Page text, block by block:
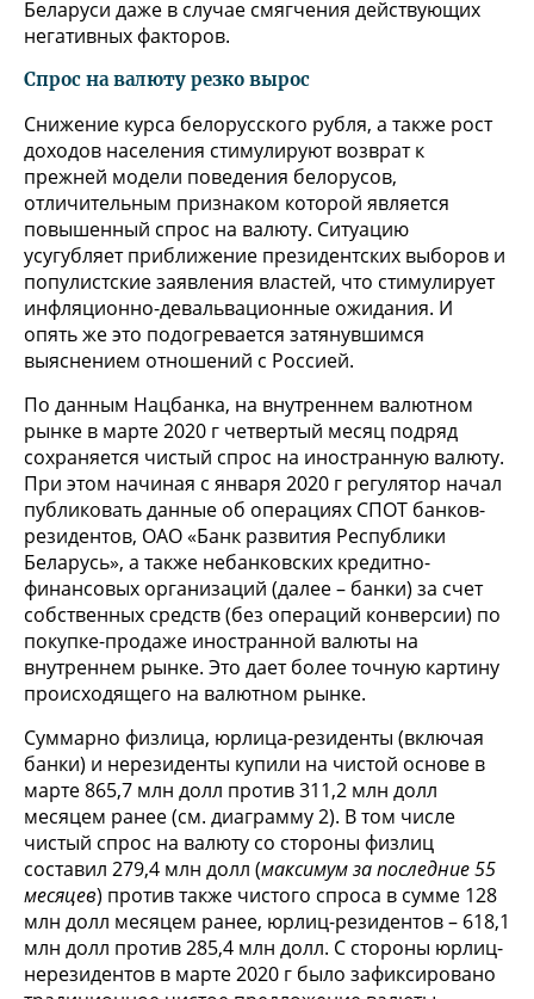
Беларуси даже в случае смягчения действующих
негативных факторов.
Спрос на валюту резко вырос
Снижение курса белорусского рубля, а также рост
доходов населения стимулируют возврат к
прежней модели поведения белорусов,
отличительным признаком которой является
повышенный спрос на валюту. Ситуацию
усугубляет приближение президентских выборов и
популистские заявления властей, что стимулирует
инфляционно-девальвационные ожидания. И
опять же это подогревается затянувшимся
выяснением отношений с Россией.
По данным Нацбанка, на внутреннем валютном
рынке в марте 2020 г четвертый месяц подряд
сохраняется чистый спрос на иностранную валюту.
При этом начиная с января 2020 г регулятор начал
публиковать данные об операциях СПОТ банков-
резидентов, ОАО «Банк развития Республики
Беларусь», а также небанковских кредитно-
финансовых организаций (далее – банки) за счет
собственных средств (без операций конверсии) по
покупке-продаже иностранной валюты на
внутреннем рынке. Это дает более точную картину
происходящего на валютном рынке.
Суммарно физлица, юрлица-резиденты (включая
банки) и нерезиденты купили на чистой основе в
марте 865,7 млн долл против 311,2 млн долл
месяцем ранее (см. диаграмму 2). В том числе
чистый спрос на валюту со стороны физлиц
составил 279,4 млн долл (максимум за последние 55
месяцев) против также чистого спроса в сумме 128
млн долл месяцем ранее, юрлиц-резидентов – 618,1
млн долл против 285,4 млн долл. С стороны юрлиц-
нерезидентов в марте 2020 г было зафиксировано